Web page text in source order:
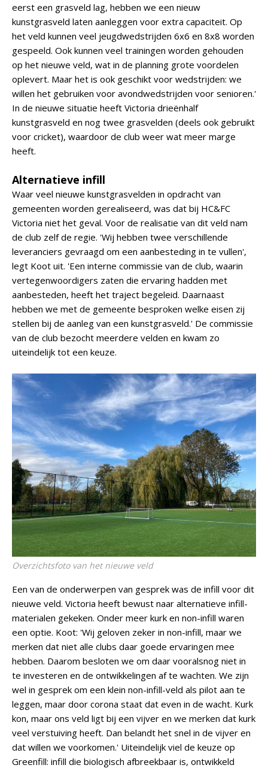
eerst een grasveld lag, hebben we een nieuw
kunstgrasveld laten aanleggen voor extra capaciteit. Op
het veld kunnen veel jeugdwedstrijden 6x6 en 8x8 worden
gespeeld. Ook kunnen veel trainingen worden gehouden
op het nieuwe veld, wat in de planning grote voordelen
oplevert. Maar het is ook geschikt voor wedstrijden: we
willen het gebruiken voor avondwedstrijden voor senioren.'
In de nieuwe situatie heeft Victoria drieënhalf
kunstgrasveld en nog twee grasvelden (deels ook gebruikt
voor cricket), waardoor de club weer wat meer marge
heeft.
Alternatieve infill
Waar veel nieuwe kunstgrasvelden in opdracht van
gemeenten worden gerealiseerd, was dat bij HC&FC
Victoria niet het geval. Voor de realisatie van dit veld nam
de club zelf de regie. 'Wij hebben twee verschillende
leveranciers gevraagd om een aanbesteding in te vullen',
legt Koot uit. 'Een interne commissie van de club, waarin
vertegenwoordigers zaten die ervaring hadden met
aanbesteden, heeft het traject begeleid. Daarnaast
hebben we met de gemeente besproken welke eisen zij
stellen bij de aanleg van een kunstgrasveld.' De commissie
van de club bezocht meerdere velden en kwam zo
uiteindelijk tot een keuze.
Overzichtsfoto van het nieuwe veld
Een van de onderwerpen van gesprek was de infill voor dit
nieuwe veld. Victoria heeft bewust naar alternatieve infill-
materialen gekeken. Onder meer kurk en non-infill waren
een optie. Koot: 'Wij geloven zeker in non-infill, maar we
merken dat niet alle clubs daar goede ervaringen mee
hebben. Daarom besloten we om daar vooralsnog niet in
te investeren en de ontwikkelingen af te wachten. We zijn
wel in gesprek om een klein non-infill-veld als pilot aan te
leggen, maar door corona staat dat even in de wacht. Kurk
kon, maar ons veld ligt bij een vijver en we merken dat kurk
veel verstuiving heeft. Dan belandt het snel in de vijver en
dat willen we voorkomen.' Uiteindelijk viel de keuze op
Greenfill: infill die biologisch afbreekbaar is, ontwikkeld